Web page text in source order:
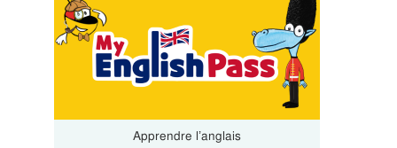
Apprendre l’anglais